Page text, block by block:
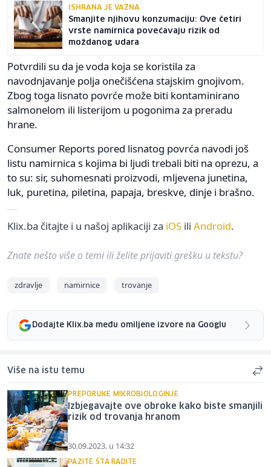
ISHRANA JE VAŽNA
Smanjite njihovu konzumaciju: Ove četiri
vrste namirnica povećavaju rizik od
moždanog udara
Potvrdili su da je voda koja se koristila za
navodnjavanje polja onečišćena stajskim gnojivom.
Zbog toga lisnato povrće može biti kontaminirano
salmonelom ili listerijom u pogonima za preradu
hrane.
Consumer Reports pored lisnatog povrća navodi još
listu namirnica s kojima bi ljudi trebali biti na oprezu, a
to su: sir, suhomesnati proizvodi, mljevena junetina,
luk, puretina, piletina, papaja, breskve, dinje i brašno.
Klix.ba čitajte i u našoj aplikaciji za iOS ili Android.
Znate nešto više o temi ili želite prijaviti grešku u tekstu?
zdravlje namirnice trovanje
Dodajte Klix.ba među omiljene izvore na Googlu
Više na istu temu
PREPORUKE MIKROBIOLOGINJE
Izbjegavajte ove obroke kako biste smanjili
rizik od trovanja hranom
30.09.2023. u 14:32
PAZITE ŠTA RADITE